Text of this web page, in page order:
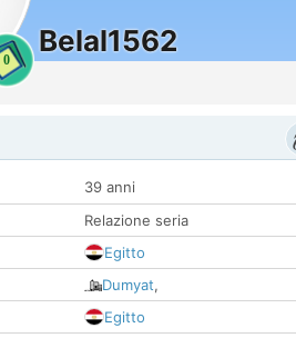
0
Belal1562
39 anni
Relazione seria
Egitto
Dumyat,
Egitto